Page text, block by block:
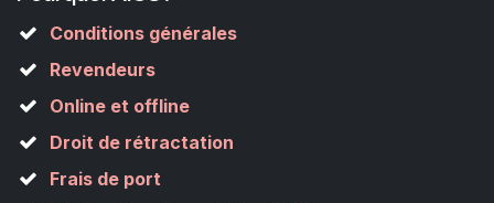
Conditions générales
Revendeurs
Online et offline
Droit de rétractation
Frais de port